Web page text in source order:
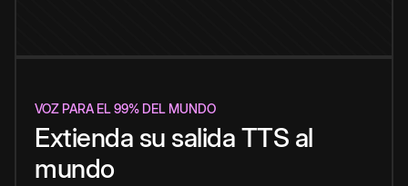
VOZ PARA EL 99% DEL MUNDO
Extienda su salida TTS al
mundo